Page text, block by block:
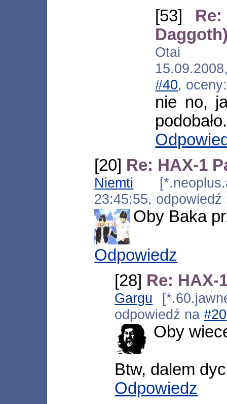
[53]
Otai
#40,
nie no,
[20] Re: HAX-1
Niemti
23:45:55,
Oby Baka
Odpowiedz
[28] Re: HAX-
Gargu
odpowiedź na#20
Oby
Btw, dalem
Odpowiedz